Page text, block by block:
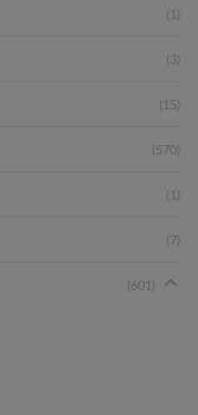
(1)
(3)
(15)
(570)
(1)
(7)
(601)